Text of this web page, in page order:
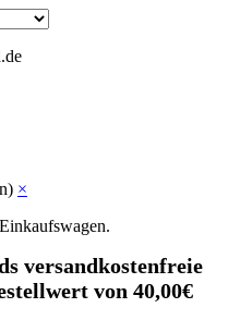
×
versandkostenfreie
von 40,00€